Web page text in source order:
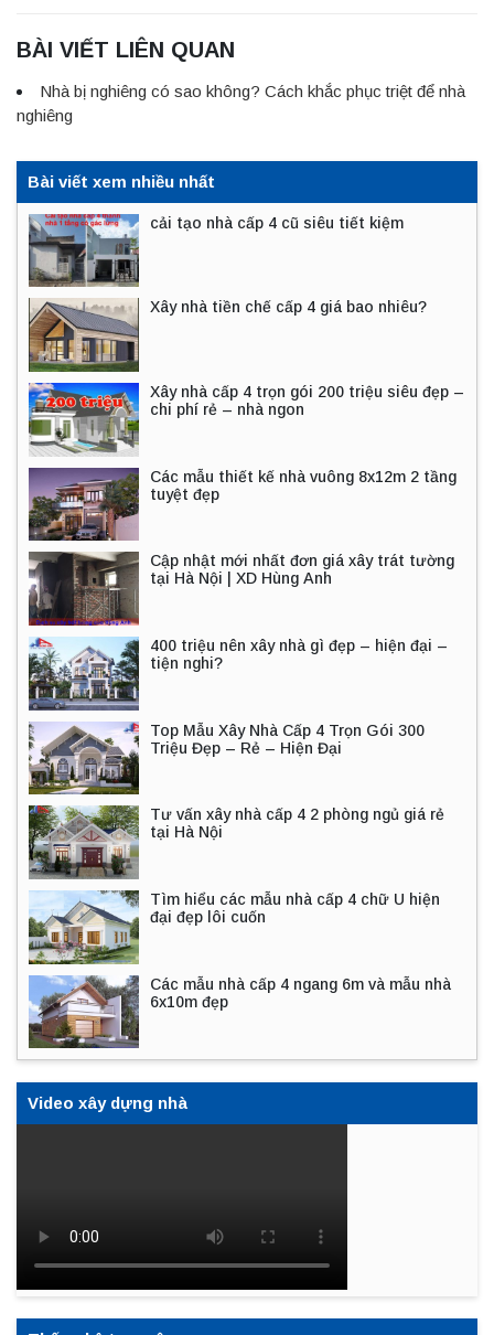
BÀI VIẾT LIÊN QUAN
Nhà bị nghiêng có sao không? Cách khắc phục triệt để nhà
nghiêng
Bài viết xem nhiều nhất
cải tạo nhà cấp 4 cũ siêu tiết kiệm
Xây nhà tiền chế cấp 4 giá bao nhiêu?
Xây nhà cấp 4 trọn gói 200 triệu siêu đẹp –
chi phí rẻ – nhà ngon
Các mẫu thiết kế nhà vuông 8x12m 2 tầng
tuyệt đẹp
Cập nhật mới nhất đơn giá xây trát tường
tại Hà Nội | XD Hùng Anh
400 triệu nên xây nhà gì đẹp – hiện đại –
tiện nghi?
Top Mẫu Xây Nhà Cấp 4 Trọn Gói 300
Triệu Đẹp – Rẻ – Hiện Đại
Tư vấn xây nhà cấp 4 2 phòng ngủ giá rẻ
tại Hà Nội
Tìm hiểu các mẫu nhà cấp 4 chữ U hiện
đại đẹp lôi cuốn
Các mẫu nhà cấp 4 ngang 6m và mẫu nhà
6x10m đẹp
Video xây dựng nhà